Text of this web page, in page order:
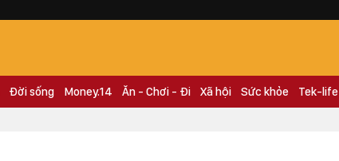
Đời sống Money.14 Ăn - Chơi - Đi Xã hội Sức khỏe Tek-life